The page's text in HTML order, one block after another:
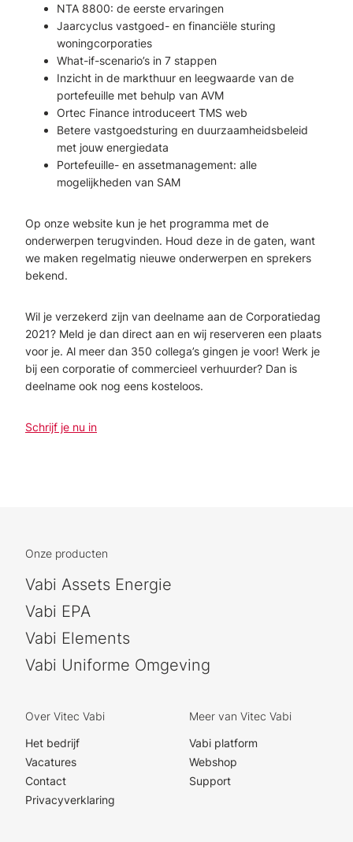
NTA 8800: de eerste ervaringen
Jaarcyclus vastgoed- en financiële sturing
woningcorporaties
What-if-scenario’s in 7 stappen
Inzicht in de markthuur en leegwaarde van de
portefeuille met behulp van AVM
Ortec Finance introduceert TMS web
Betere vastgoedsturing en duurzaamheidsbeleid
met jouw energiedata
Portefeuille- en assetmanagement: alle
mogelijkheden van SAM
Op onze website kun je het programma met de
onderwerpen terugvinden. Houd deze in de gaten, want
we maken regelmatig nieuwe onderwerpen en sprekers
bekend.
Wil je verzekerd zijn van deelname aan de Corporatiedag
2021? Meld je dan direct aan en wij reserveren een plaats
voor je. Al meer dan 350 collega’s gingen je voor! Werk je
bij een corporatie of commercieel verhuurder? Dan is
deelname ook nog eens kosteloos.
Schrijf je nu in
Onze producten
Vabi Assets Energie
Vabi EPA
Vabi Elements
Vabi Uniforme Omgeving
Over Vitec Vabi
Het bedrijf
Vacatures
Contact
Privacyverklaring
Meer van Vitec Vabi
Vabi platform
Webshop
Support